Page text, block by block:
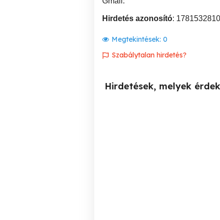
Hirdetés azonosító: 1781532810
Megtekintések: 0
Szabálytalan hirdetés?
Hirdetések, melyek